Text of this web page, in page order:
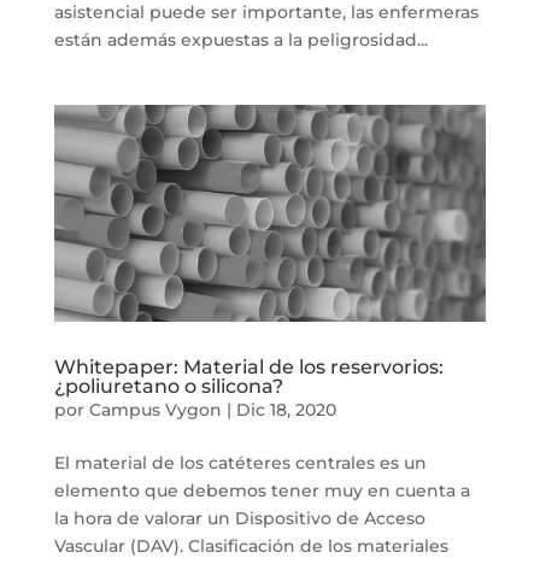
asistencial puede ser importante, las enfermeras
están además expuestas a la peligrosidad...
Whitepaper: Material de los reservorios:
¿poliuretano o silicona?
por Campus Vygon | Dic 18, 2020
El material de los catéteres centrales es un
elemento que debemos tener muy en cuenta a
la hora de valorar un Dispositivo de Acceso
Vascular (DAV). Clasificación de los materiales